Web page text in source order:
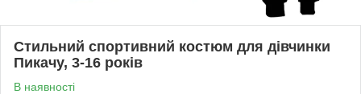
Стильний спортивний костюм для дівчинки
Пикачу, 3-16 років
В наявності